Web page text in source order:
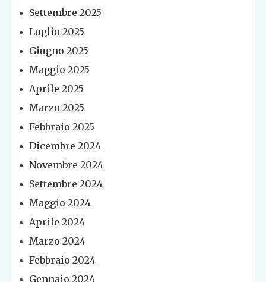
Settembre 2025
Luglio 2025
Giugno 2025
Maggio 2025
Aprile 2025
Marzo 2025
Febbraio 2025
Dicembre 2024
Novembre 2024
Settembre 2024
Maggio 2024
Aprile 2024
Marzo 2024
Febbraio 2024
Gennaio 2024